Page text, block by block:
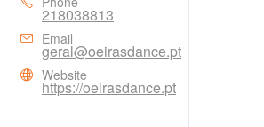
218038813
Email
geral@oeirasdance.pt
Website
https://oeirasdance.pt